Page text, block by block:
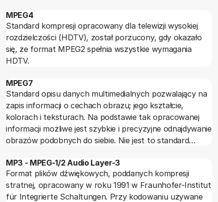
nominalna należy traktować bardzo ostrożnie. Są to
wprawdzie parametry istotne, bo ze względu na
charakter sygnału muzycznego nadwyżka mocy
chwilowej ponad wartość mocy średniej (czyli
nominalnej) jest bardzo istotna, ale porównując ten
uwagę na porównywalność definicji i warunków pomiaru.
informacja składająca się z opisów: wysokości dźwięku,
jego natężenia, modulacji itp. (jednocześnie dla 16
kanałów). Ostatnio szeregowy standard MIDI został
zastąpiony przez MIDI USB.
MPEG4
Standard kompresji opracowany dla telewizji wysokiej
rozdzielczości (HDTV), został porzucony, gdy okazało
się, że format MPEG2 spełnia wszystkie wymagania
HDTV.
MPEG7
Standard opisu danych multimedialnych pozwalający na
zapis informacji o cechach obrazu; jego kształcie,
kolorach i teksturach. Na podstawie tak opracowanej
informacji możliwe jest szybkie i precyzyjne odnajdywanie
obrazów podobnych do siebie. Nie jest to standard
dźwięku.
MP3 - MPEG-1/2 Audio Layer-3
Format plików dźwiękowych, poddanych kompresji
stratnej, opracowany w roku 1991 w Fraunhofer-Institut
für Integrierte Schaltungen. Przy kodowaniu używane